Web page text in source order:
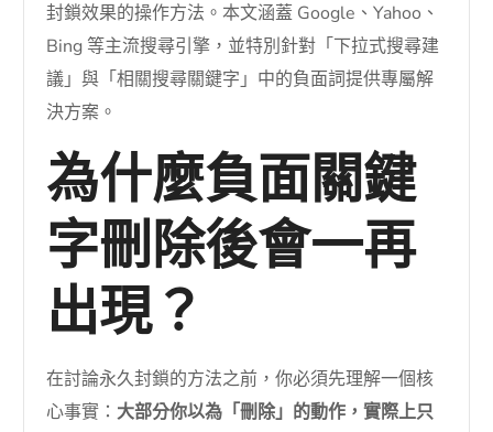
封鎖效果的操作方法。本文涵蓋 Google、Yahoo、
Bing 等主流搜尋引擎，並特別針對「下拉式搜尋建
議」與「相關搜尋關鍵字」中的負面詞提供專屬解
決方案。
為什麼負面關鍵
字刪除後會一再
出現？
在討論永久封鎖的方法之前，你必須先理解一個核
心事實：大部分你以為「刪除」的動作，實際上只